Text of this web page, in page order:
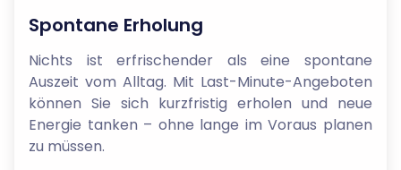
Spontane Erholung
Nichts ist erfrischender als eine spontane
Auszeit vom Alltag. Mit Last-Minute-Angeboten
können Sie sich kurzfristig erholen und neue
Energie tanken – ohne lange im Voraus planen
zu müssen.